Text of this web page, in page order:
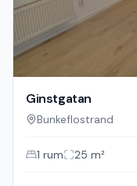
Ginstgatan
Bunkeflostrand
1 rum 25 m²